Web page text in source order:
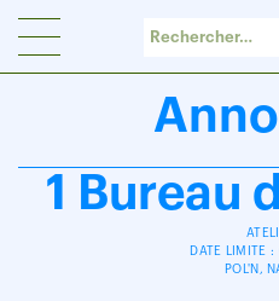
1 Bureau
DATE LIMITE
POL'N,